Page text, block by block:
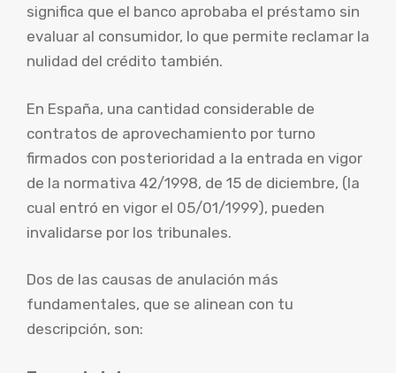
significa que el banco aprobaba el préstamo sin
evaluar al consumidor, lo que permite reclamar la
nulidad del crédito también.
En España, una cantidad considerable de
contratos de aprovechamiento por turno
firmados con posterioridad a la entrada en vigor
de la normativa 42/1998, de 15 de diciembre, (la
cual entró en vigor el 05/01/1999), pueden
invalidarse por los tribunales.
Dos de las causas de anulación más
fundamentales, que se alinean con tu
descripción, son: